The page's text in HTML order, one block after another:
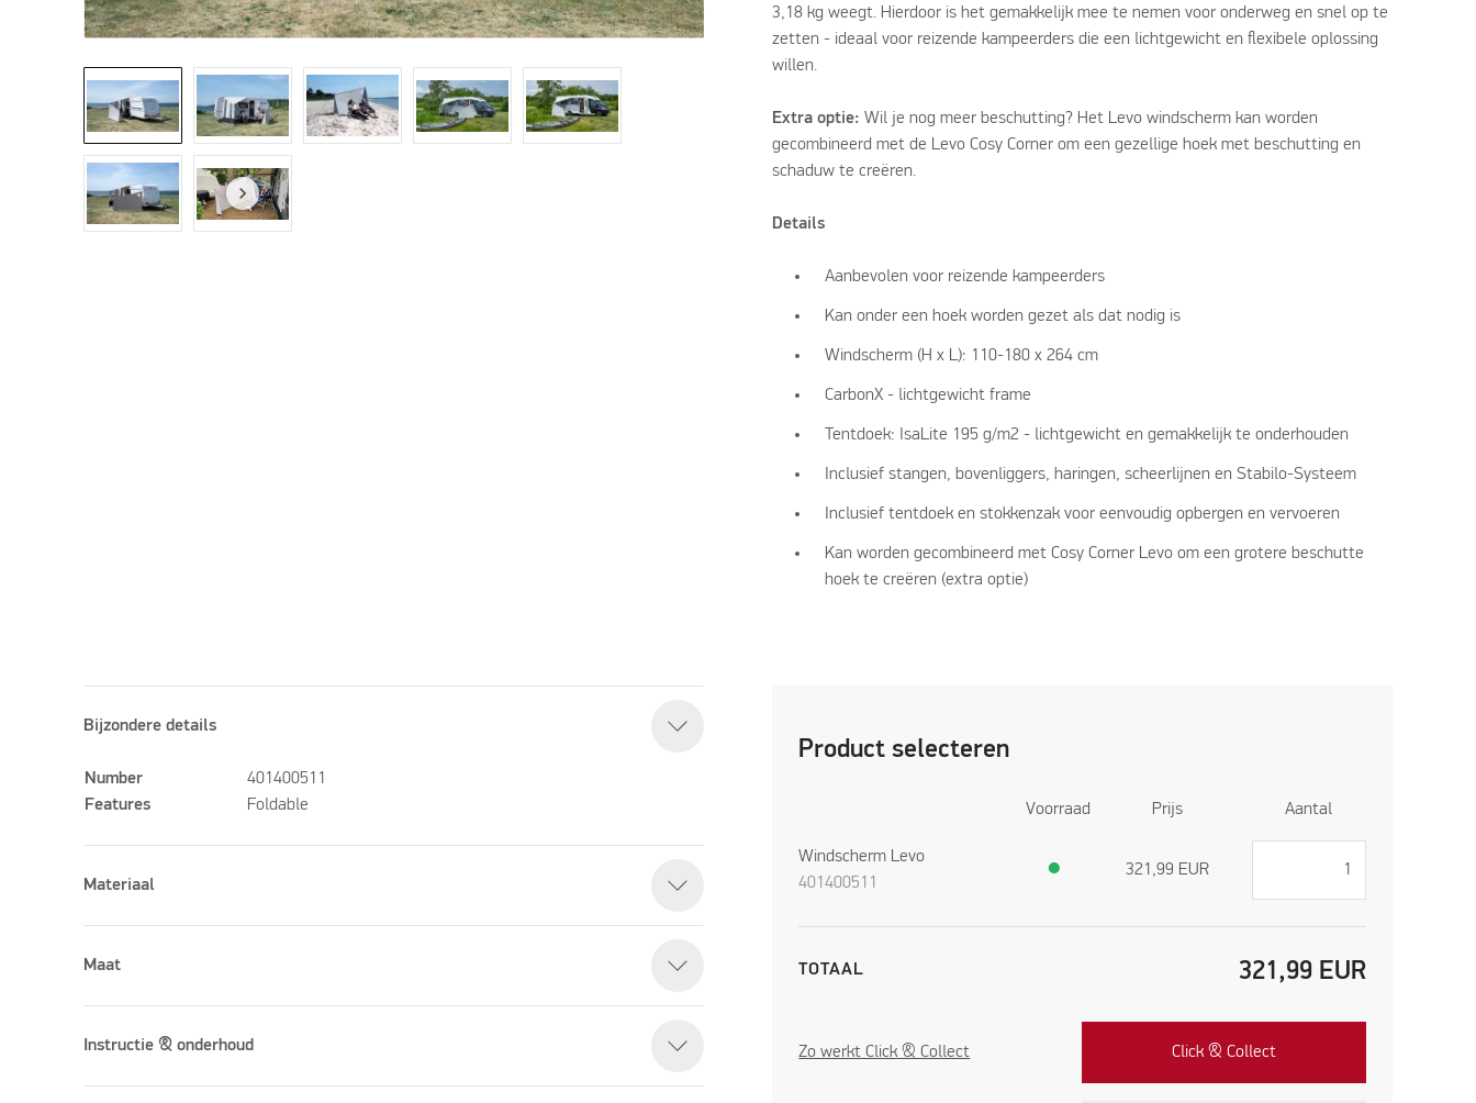
3,18 kg weegt. Hierdoor is het gemakkelijk mee te nemen voor onderweg en snel op te
zetten - ideaal voor reizende kampeerders die een lichtgewicht en flexibele oplossing
willen.
Extra optie: Wil je nog meer beschutting? Het Levo windscherm kan worden
gecombineerd met de Levo Cosy Corner om een gezellige hoek met beschutting en
schaduw te creëren.
Details
Aanbevolen voor reizende kampeerders
Kan onder een hoek worden gezet als dat nodig is
Windscherm (H x L): 110-180 x 264 cm
CarbonX - lichtgewicht frame
Tentdoek: IsaLite 195 g/m2 - lichtgewicht en gemakkelijk te onderhouden
Inclusief stangen, bovenliggers, haringen, scheerlijnen en Stabilo-Systeem
Inclusief tentdoek en stokkenzak voor eenvoudig opbergen en vervoeren
Kan worden gecombineerd met Cosy Corner Levo om een grotere beschutte
hoek te creëren (extra optie)
Product selecteren
Voorraad Prijs Aantal
Windscherm Levo
401400511
● 321,99 EUR
TOTAAL 321,99 EUR
Zo werkt Click & Collect Click & Collect
Bijzondere details
Number
401400511
Features
Foldable
Materiaal
Maat
Instructie & onderhoud